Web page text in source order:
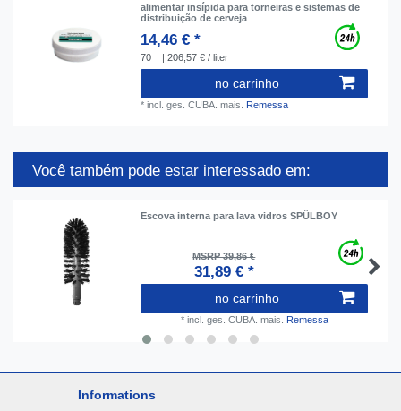
alimentar insípida para torneiras e sistemas de
distribuição de cerveja
14,46 € *
70 | 206,57 € / liter
no carrinho
*incl. ges. CUBA. mais. Remessa
Você também pode estar interessado em:
Escova interna para lava vidros SPÜLBOY
MSRP 39,86 €
31,89 € *
no carrinho
* incl. ges. CUBA. mais. Remessa
Informations